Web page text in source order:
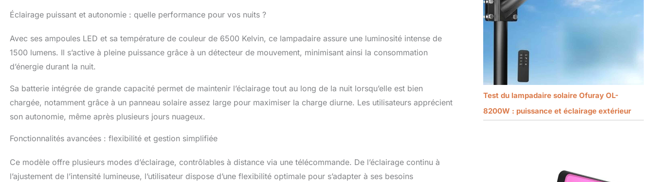
Éclairage puissant et autonomie : quelle performance pour vos nuits ?
Avec ses ampoules LED et sa température de couleur de 6500 Kelvin, ce lampadaire assure une luminosité intense de
1500 lumens. Il s’active à pleine puissance grâce à un détecteur de mouvement, minimisant ainsi la consommation
d’énergie durant la nuit.
Sa batterie intégrée de grande capacité permet de maintenir l’éclairage tout au long de la nuit lorsqu’elle est bien
chargée, notamment grâce à un panneau solaire assez large pour maximiser la charge diurne. Les utilisateurs apprécient
son autonomie, même après plusieurs jours nuageux.
Fonctionnalités avancées : flexibilité et gestion simplifiée
Ce modèle offre plusieurs modes d’éclairage, contrôlables à distance via une télécommande. De l’éclairage continu à
l’ajustement de l’intensité lumineuse, l’utilisateur dispose d’une flexibilité optimale pour s’adapter à ses besoins
Test du lampadaire solaire Ofuray OL-
8200W : puissance et éclairage extérieur